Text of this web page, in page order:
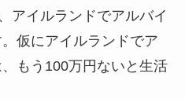
アイルランドでアルバイ
仮にアイルランドでア
もう100万円ないと生活